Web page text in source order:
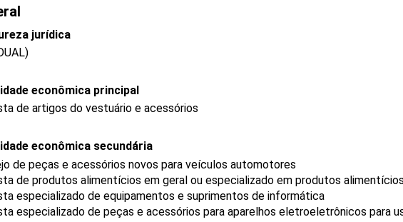
jurídica
econômica principal
de artigos do vestuário e acessórios
econômica secundária
de peças e acessórios novos para veículos automotores
de produtos alimentícios em geral ou especializado em produtos
especializado de equipamentos e suprimentos de informática
especializado de peças e acessórios para aparelhos eletroeletrônicos para